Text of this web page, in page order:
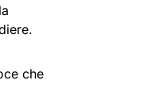
che